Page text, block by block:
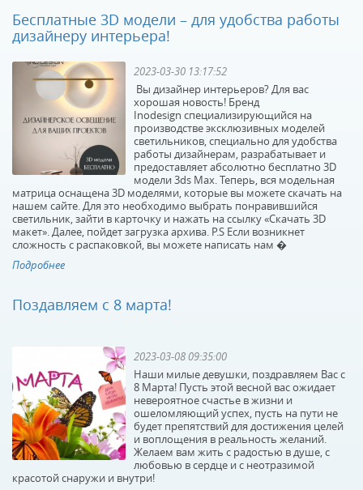
Бесплатные 3D модели – для удобства работы
дизайнеру интерьера!
2023-03-30 13:17:52
Вы дизайнер интерьеров? Для вас
хорошая новость! Бренд
Inodesign специализирующийся на
производстве эксклюзивных моделей
светильников, специально для удобства
работы дизайнерам, разрабатывает и
предоставляет абсолютно бесплатно 3D
модели 3ds Max. Теперь, вся модельная
матрица оснащена 3D моделями, которые вы можете скачать на
нашем сайте. Для это необходимо выбрать понравившийся
светильник, зайти в карточку и нажать на ссылку «Скачать 3D
макет». Далее, пойдет загрузка архива. P.S Если возникнет
сложность с распаковкой, вы можете написать нам �
Подробнее
Поздавляем с 8 марта!
2023-03-08 09:35:00
Наши милые девушки, поздравляем Вас с
8 Марта! Пусть этой весной вас ожидает
невероятное счастье в жизни и
ошеломляющий успех, пусть на пути не
будет препятствий для достижения целей
и воплощения в реальность желаний.
Желаем вам жить с радостью в душе, с
любовью в сердце и с неотразимой
красотой снаружи и внутри!